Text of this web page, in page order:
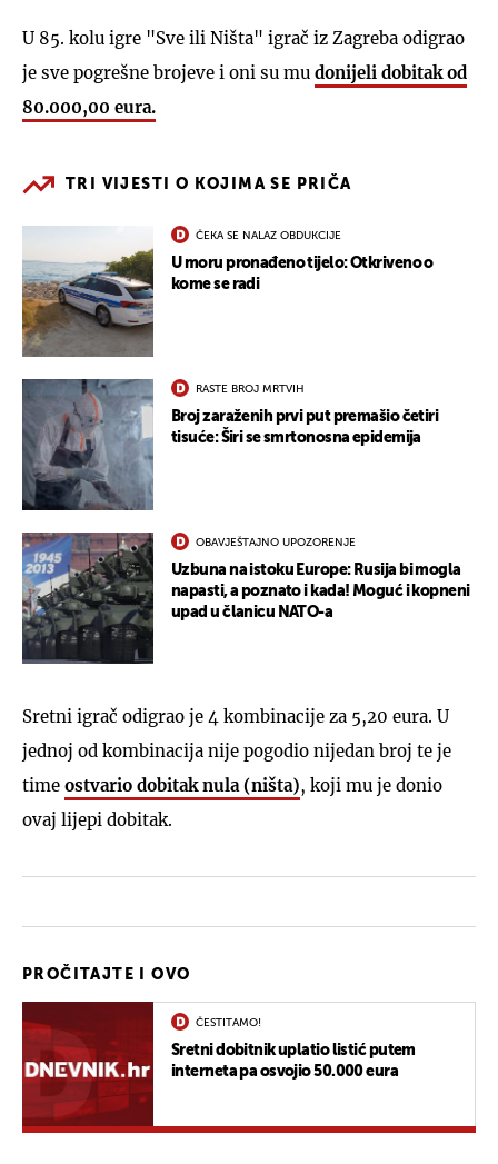
U 85. kolu igre "Sve ili Ništa" igrač iz Zagreba odigrao
je sve pogrešne brojeve i oni su mu donijeli dobitak od
80.000,00 eura.
TRI VIJESTI O KOJIMA SE PRIČA
ČEKA SE NALAZ OBDUKCIJE
U moru pronađeno tijelo: Otkriveno o
kome se radi
RASTE BROJ MRTVIH
Broj zaraženih prvi put premašio četiri
tisuće: Širi se smrtonosna epidemija
OBAVJEŠTAJNO UPOZORENJE
Uzbuna na istoku Europe: Rusija bi mogla
napasti, a poznato i kada! Moguć i kopneni
upad u članicu NATO-a
Sretni igrač odigrao je 4 kombinacije za 5,20 eura. U
jednoj od kombinacija nije pogodio nijedan broj te je
time ostvario dobitak nula (ništa), koji mu je donio
ovaj lijepi dobitak.
PROČITAJTE I OVO
ČESTITAMO!
Sretni dobitnik uplatio listić putem
interneta pa osvojio 50.000 eura